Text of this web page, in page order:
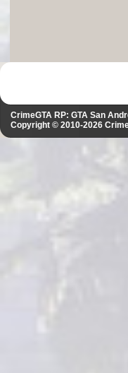
CrimeGTA RP: GTA San
Copyright © 2010-2026